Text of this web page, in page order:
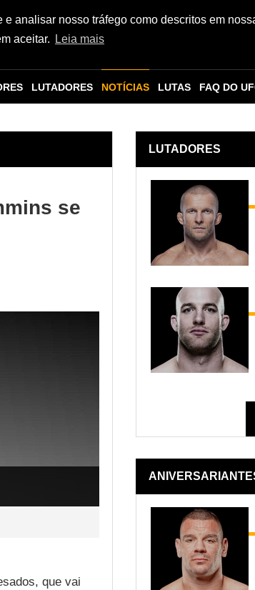
analisar nosso tráfego como descritos em
aceitar.
Leia mais
LUTADORES NOTÍCIAS LUTAS FAQ DO
se
que vai
LUTADORES